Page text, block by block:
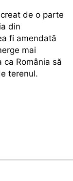
de o parte
din
fi amendată
mai
România să
terenul.